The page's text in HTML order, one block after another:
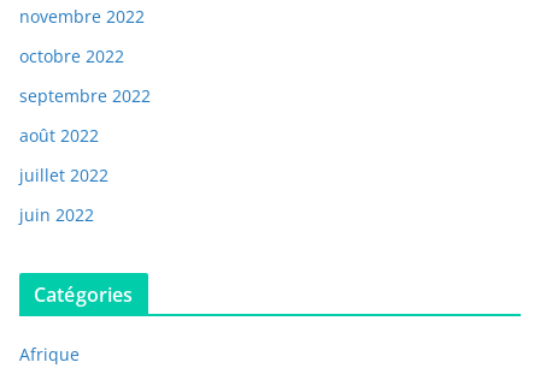
novembre 2022
octobre 2022
septembre 2022
août 2022
juillet 2022
juin 2022
Catégories
Afrique